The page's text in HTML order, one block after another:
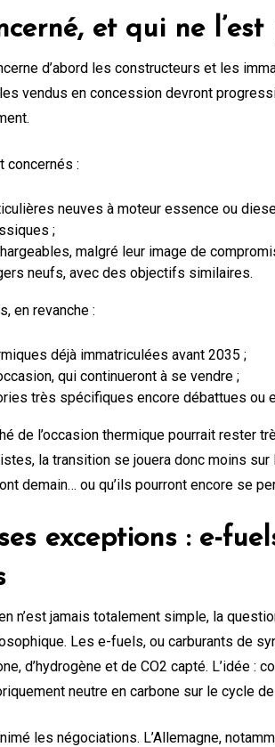
et qui ne l’est
d’abord les constructeurs et les
vendus en concession devront
concernés :
neuves à moteur essence ou
;
malgré leur image de
neufs, avec des objectifs similaires.
en revanche :
déjà immatriculées avant 2035 ;
qui continueront à se vendre ;
très spécifiques encore débattues ou
de l’occasion thermique pourrait rester
la transition se jouera donc moins
demain… ou qu’ils pourront encore se
exceptions : e-
n’est jamais totalement simple, la
Les e-fuels, ou carburants de
d’hydrogène et de CO2 capté. L’idée :
neutre en carbone sur le cycle
les négociations. L’Allemagne,